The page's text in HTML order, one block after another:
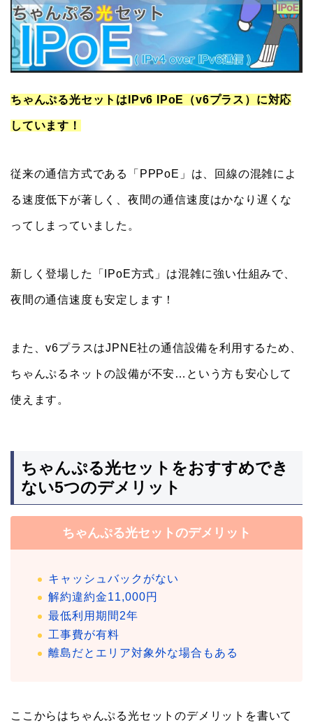
ちゃんぷる光セットはIPv6 IPoE（v6プラス）に対応
しています！
従来の通信方式である「PPPoE」は、回線の混雑によ
る速度低下が著しく、夜間の通信速度はかなり遅くな
ってしまっていました。
新しく登場した「IPoE方式」は混雑に強い仕組みで、
夜間の通信速度も安定します！
また、v6プラスはJPNE社の通信設備を利用するため、
ちゃんぷるネットの設備が不安…という方も安心して
使えます。
ちゃんぷる光セットをおすすめでき
ない5つのデメリット
ちゃんぷる光セットのデメリット
キャッシュバックがない
解約違約金11,000円
最低利用期間2年
工事費が有料
離島だとエリア対象外な場合もある
ここからはちゃんぷる光セットのデメリットを書いて